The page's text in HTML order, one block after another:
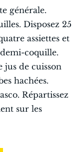
générale.
Disposez 25
assiettes et
coquille.
jus de cuisson
hachées.
Répartissez
sur les